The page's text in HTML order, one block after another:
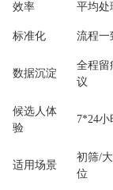
效率 平均处
标准化 流程一
数据沉淀
全程留
议
候选人体
验
7*24小
适用场景
初筛/
位